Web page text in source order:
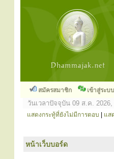
สมัครสมาชิก เข้าสู่ระบบ
วันเวลาปัจจุบัน 09 ส.ค. 2026,
แสดงกระทู้ที่ยังไม่มีการตอบ แส
หน้าเว็บบอร์ด